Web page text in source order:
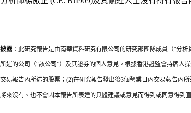
披露：此研究報告是由南華資料研究有限公司的研究部團隊成員（“分
所述的公司（“該公司”）及其證券的個人意見。根據香港證監會持牌人
交易報告內所述的股票；(2)在研究報告發出後3個營業日內交易報告內
將來沒有、也不會因本報告所表達的具體建議或意見而得到或同意得到